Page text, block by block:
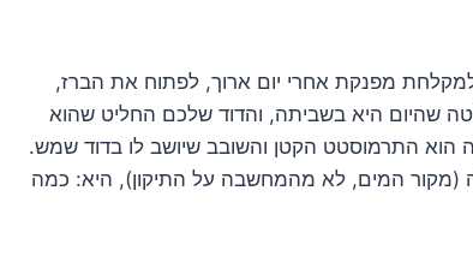
מפנקת אחרי יום ארוך, לפתוח את הברז,
שהיום היא בשביתה, והדוד שלכם החליט שהוא
התרמוסטט הקטן והשובב שיושב לו בדוד שמש.
(מקור המים, לא מהמחשבה על התיקון), היא: כמה